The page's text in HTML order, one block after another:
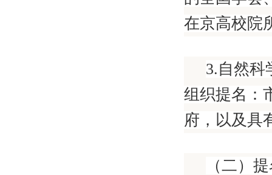
在京高校院
3.自然科
组织提名：
府，以及具
（二）